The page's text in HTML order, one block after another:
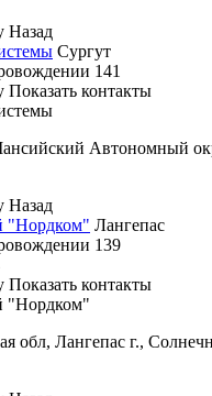
Назад
Сургут
141
Показать контакты
Автономный
Назад
"Нордком" Лангепас
139
Показать контакты
"Нордком"
обл, Лангепас г.,